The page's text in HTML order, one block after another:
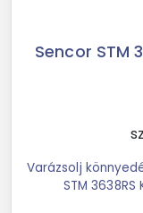
Sencor STM
Varázsolj
STM